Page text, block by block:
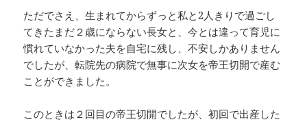
ただでさえ、生まれてからずっと私と2人きりで過ごし
てきたまだ２歳にならない長女と、今とは違って育児に
慣れていなかった夫を自宅に残し、不安しかありません
でしたが、転院先の病院で無事に次女を帝王切開で産む
ことができました。
このときは２回目の帝王切開でしたが、初回で出産した